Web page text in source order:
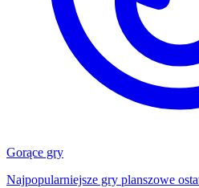
Gorące gry
Najpopularniejsze gry planszowe